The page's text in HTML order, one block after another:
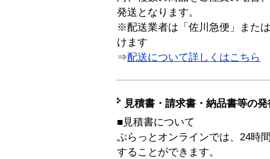
発送となります。
※配送業者は「佐川急便」また
けます
⇒配送について詳しくはこちら
見積書・請求書・納品書等の
■見積書について
ぷらっとオンラインでは、24時
することができます。